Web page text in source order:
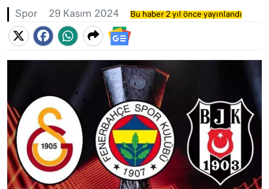
Spor 29 Kasım 2024 Bu haber 2 yıl önce yayınlandı